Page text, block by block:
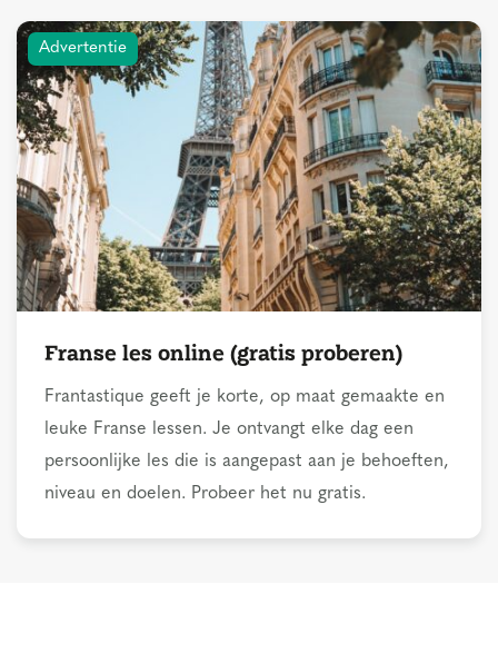
Advertentie
Franse les online (gratis proberen)
Frantastique geeft je korte, op maat gemaakte en
leuke Franse lessen. Je ontvangt elke dag een
persoonlijke les die is aangepast aan je behoeften,
niveau en doelen. Probeer het nu gratis.